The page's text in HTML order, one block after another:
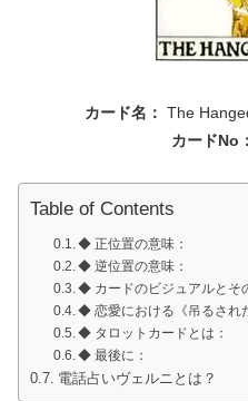
カード名： The
カードNo：
Table of Contents
◆ 正位置の意味：
◆ 逆位置の意味：
◆ カードのビジュアルとそ
◆ 恋愛における《吊るされ
◆ タロットカードとは：
◆ 最後に：
電話占いヴェルニとは？